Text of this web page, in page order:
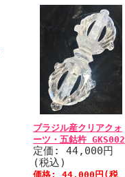
ブラジル産クリアクォ
ーツ・五鈷杵 GKS002
定価: 44,000円
(税込)
価格: 44,000円(税